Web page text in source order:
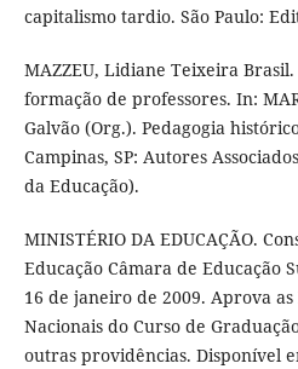
capitalismo tardio. São Paulo:
MAZZEU, Lidiane Teixeira
formação de professores. In:
Galvão (Org.). Pedagogia
Campinas, SP: Autores
da Educação).
MINISTÉRIO DA EDUCAÇÃO.
Educação Câmara de Educação
16 de janeiro de 2009. Aprova
Nacionais do Curso de
outras providências. Disponível